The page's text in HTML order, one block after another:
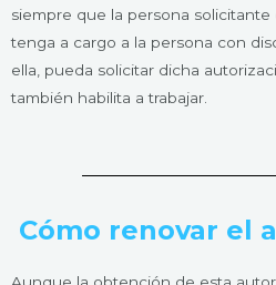
siempre que la persona
tenga a cargo a la persona con
ella, pueda solicitar dicha
también habilita a trabajar.
Cómo renovar el